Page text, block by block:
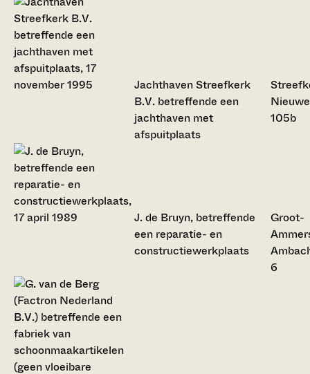
Jachthaven Streefkerk
B.V. betreffende een
jachthaven met
afspuitplaats
105b
J. de Bruyn, betreffende
een reparatie- en
constructiewerkplaats
Groot-
6